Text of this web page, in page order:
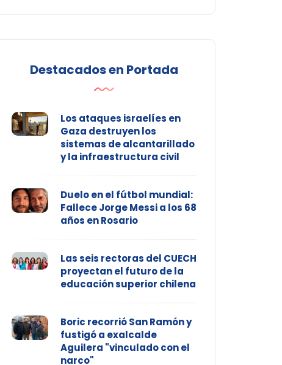
Destacados en Portada
Los ataques israelíes en
Gaza destruyen los
sistemas de alcantarillado
y la infraestructura civil
Duelo en el fútbol mundial:
Fallece Jorge Messi a los 68
años en Rosario
Las seis rectoras del CUECH
proyectan el futuro de la
educación superior chilena
Boric recorrió San Ramón y
fustigó a exalcalde
Aguilera "vinculado con el
narco"